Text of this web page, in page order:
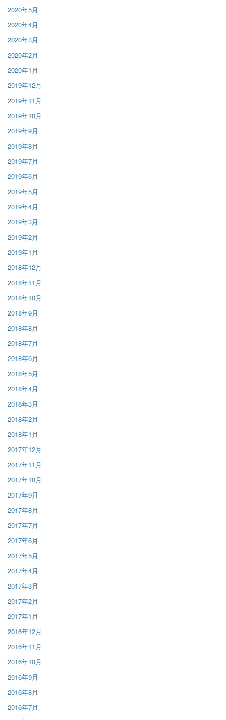
2020年5月
2020年4月
2020年3月
2020年2月
2020年1月
2019年12月
2019年11月
2019年10月
2019年9月
2019年8月
2019年7月
2019年6月
2019年5月
2019年4月
2019年3月
2019年2月
2019年1月
2018年12月
2018年11月
2018年10月
2018年9月
2018年8月
2018年7月
2018年6月
2018年5月
2018年4月
2018年3月
2018年2月
2018年1月
2017年12月
2017年11月
2017年10月
2017年9月
2017年8月
2017年7月
2017年6月
2017年5月
2017年4月
2017年3月
2017年2月
2017年1月
2016年12月
2016年11月
2016年10月
2016年9月
2016年8月
2016年7月